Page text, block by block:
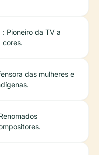
: Pioneiro da TV a
cores.
das mulheres e